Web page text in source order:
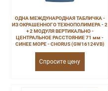
ОДНА МЕЖДУНАРОДНАЯ ТАБЛИЧКА -
ИЗ ОКРАШЕННОГО ТЕХНОПОЛИМЕРА - 2
+ 2 МОДУЛЯ ВЕРТИКАЛЬНО -
ЦЕНТРАЛЬНОЕ РАССТОЯНИЕ 71 мм -
СИНЕЕ МОРЕ - CHORUS (GW16124VB)
Спросите цену